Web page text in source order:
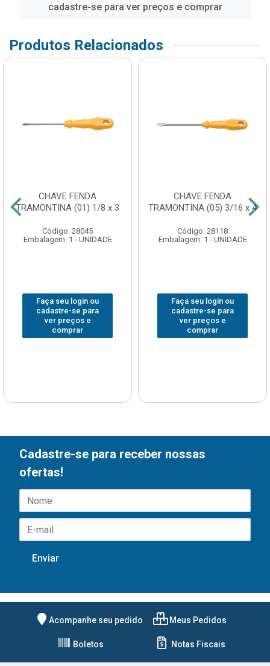
cadastre-se para ver preços e comprar
Produtos Relacionados
CHAVE FENDA
TRAMONTINA (01) 1/8 x 3
Código: 28045
Embalagem: 1 - UNIDADE
Faça seu login ou
cadastre-se para
ver preços e
comprar
CHAVE FENDA
TRAMONTINA (05) 3/16 x 4
Código: 28118
Embalagem: 1 - UNIDADE
Faça seu login ou
cadastre-se para
ver preços e
comprar
Cadastre-se para receber nossas
ofertas!
Acompanhe seu pedido Meus Pedidos
Boletos Notas Fiscais